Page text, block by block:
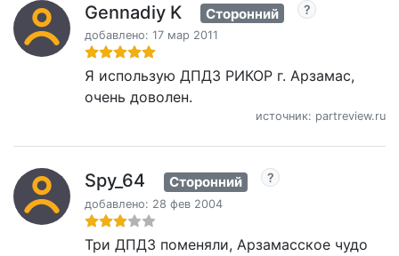
Gennadiy K Сторонний
добавлено: 17 мар 2011
Я использую ДПДЗ РИКОР г. Арзамас,
очень доволен.
источник: partreview.ru
Spy_64 Сторонний
добавлено: 28 фев 2004
Три ДПДЗ поменяли, Арзамасское чудо